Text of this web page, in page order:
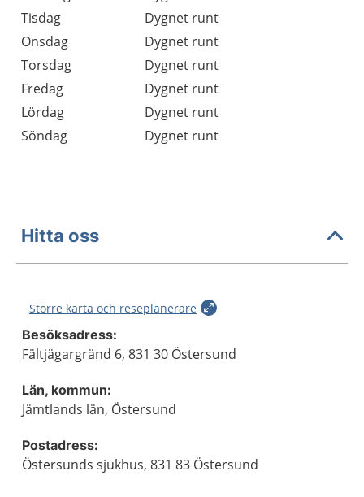
Tisdag
Dygnet runt
Onsdag
Dygnet runt
Torsdag
Dygnet runt
Fredag
Dygnet runt
Lördag
Dygnet runt
Söndag
Dygnet runt
Hitta oss
Större karta och reseplanerare
Besöksadress:
Fältjägargränd 6, 831 30 Östersund
Län, kommun:
Jämtlands län, Östersund
Postadress:
Östersunds sjukhus, 831 83 Östersund